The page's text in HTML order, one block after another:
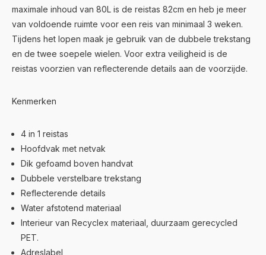
maximale inhoud van 80L is de reistas 82cm en heb je meer
van voldoende ruimte voor een reis van minimaal 3 weken.
Tijdens het lopen maak je gebruik van de dubbele trekstang
en de twee soepele wielen. Voor extra veiligheid is de
reistas voorzien van reflecterende details aan de voorzijde.
Kenmerken
4 in 1 reistas
Hoofdvak met netvak
Dik gefoamd boven handvat
Dubbele verstelbare trekstang
Reflecterende details
Water afstotend materiaal
Interieur van Recyclex materiaal, duurzaam gerecycled
PET.
Adreslabel